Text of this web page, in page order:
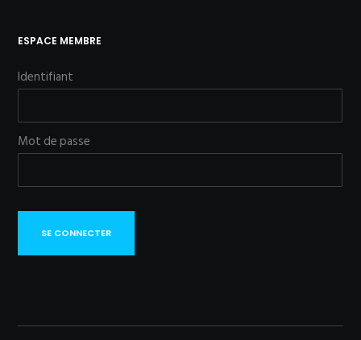
ESPACE MEMBRE
Identifiant
Mot de passe
SE CONNECTER